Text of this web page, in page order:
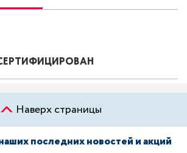
Наверх страницы
последних новостей и акций